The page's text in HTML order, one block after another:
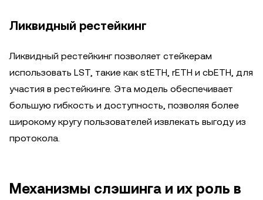
Ликвидный рестейкинг
Ликвидный рестейкинг позволяет стейкерам
использовать LST, такие как stETH, rETH и cbETH, для
участия в рестейкинге. Эта модель обеспечивает
большую гибкость и доступность, позволяя более
широкому кругу пользователей извлекать выгоду из
протокола.
Механизмы слэшинга и их роль в